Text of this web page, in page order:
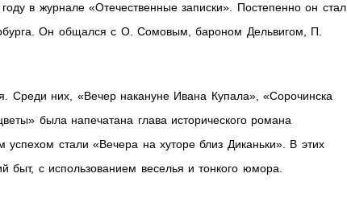
в журнале «Отечественные записки». Постепенно он стал
Он общался с О. Сомовым, бароном Дельвигом, П.
Среди них, «Вечер накануне Ивана Купала», «Сорочинска
была напечатана глава исторического романа
стали «Вечера на хуторе близ Диканьки». В этих
быт, с использованием веселья и тонкого юмора.